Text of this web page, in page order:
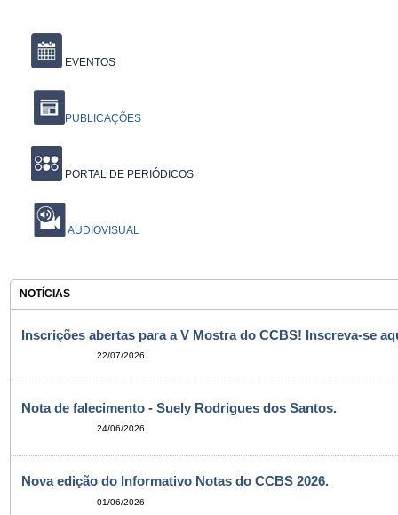
EVENTOS
PUBLICAÇÕES
PORTAL DE PERIÓDICOS
AUDIOVISUAL
NOTÍCIAS
Inscrições abertas para a V Mostra do CCBS! Inscreva-se
22/07/2026
Nota de falecimento - Suely Rodrigues dos Santos.
24/06/2026
Nova edição do Informativo Notas do CCBS 2026.
01/06/2026